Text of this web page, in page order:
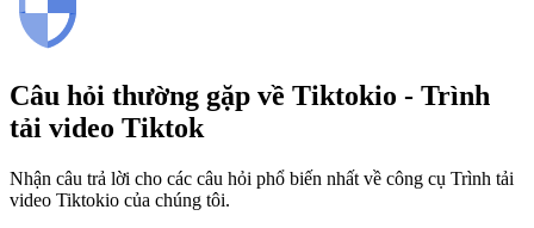
Câu hỏi thường gặp về Tiktokio - Trình
tải video Tiktok
Nhận câu trả lời cho các câu hỏi phổ biến nhất về công cụ Trình tải
video Tiktokio của chúng tôi.